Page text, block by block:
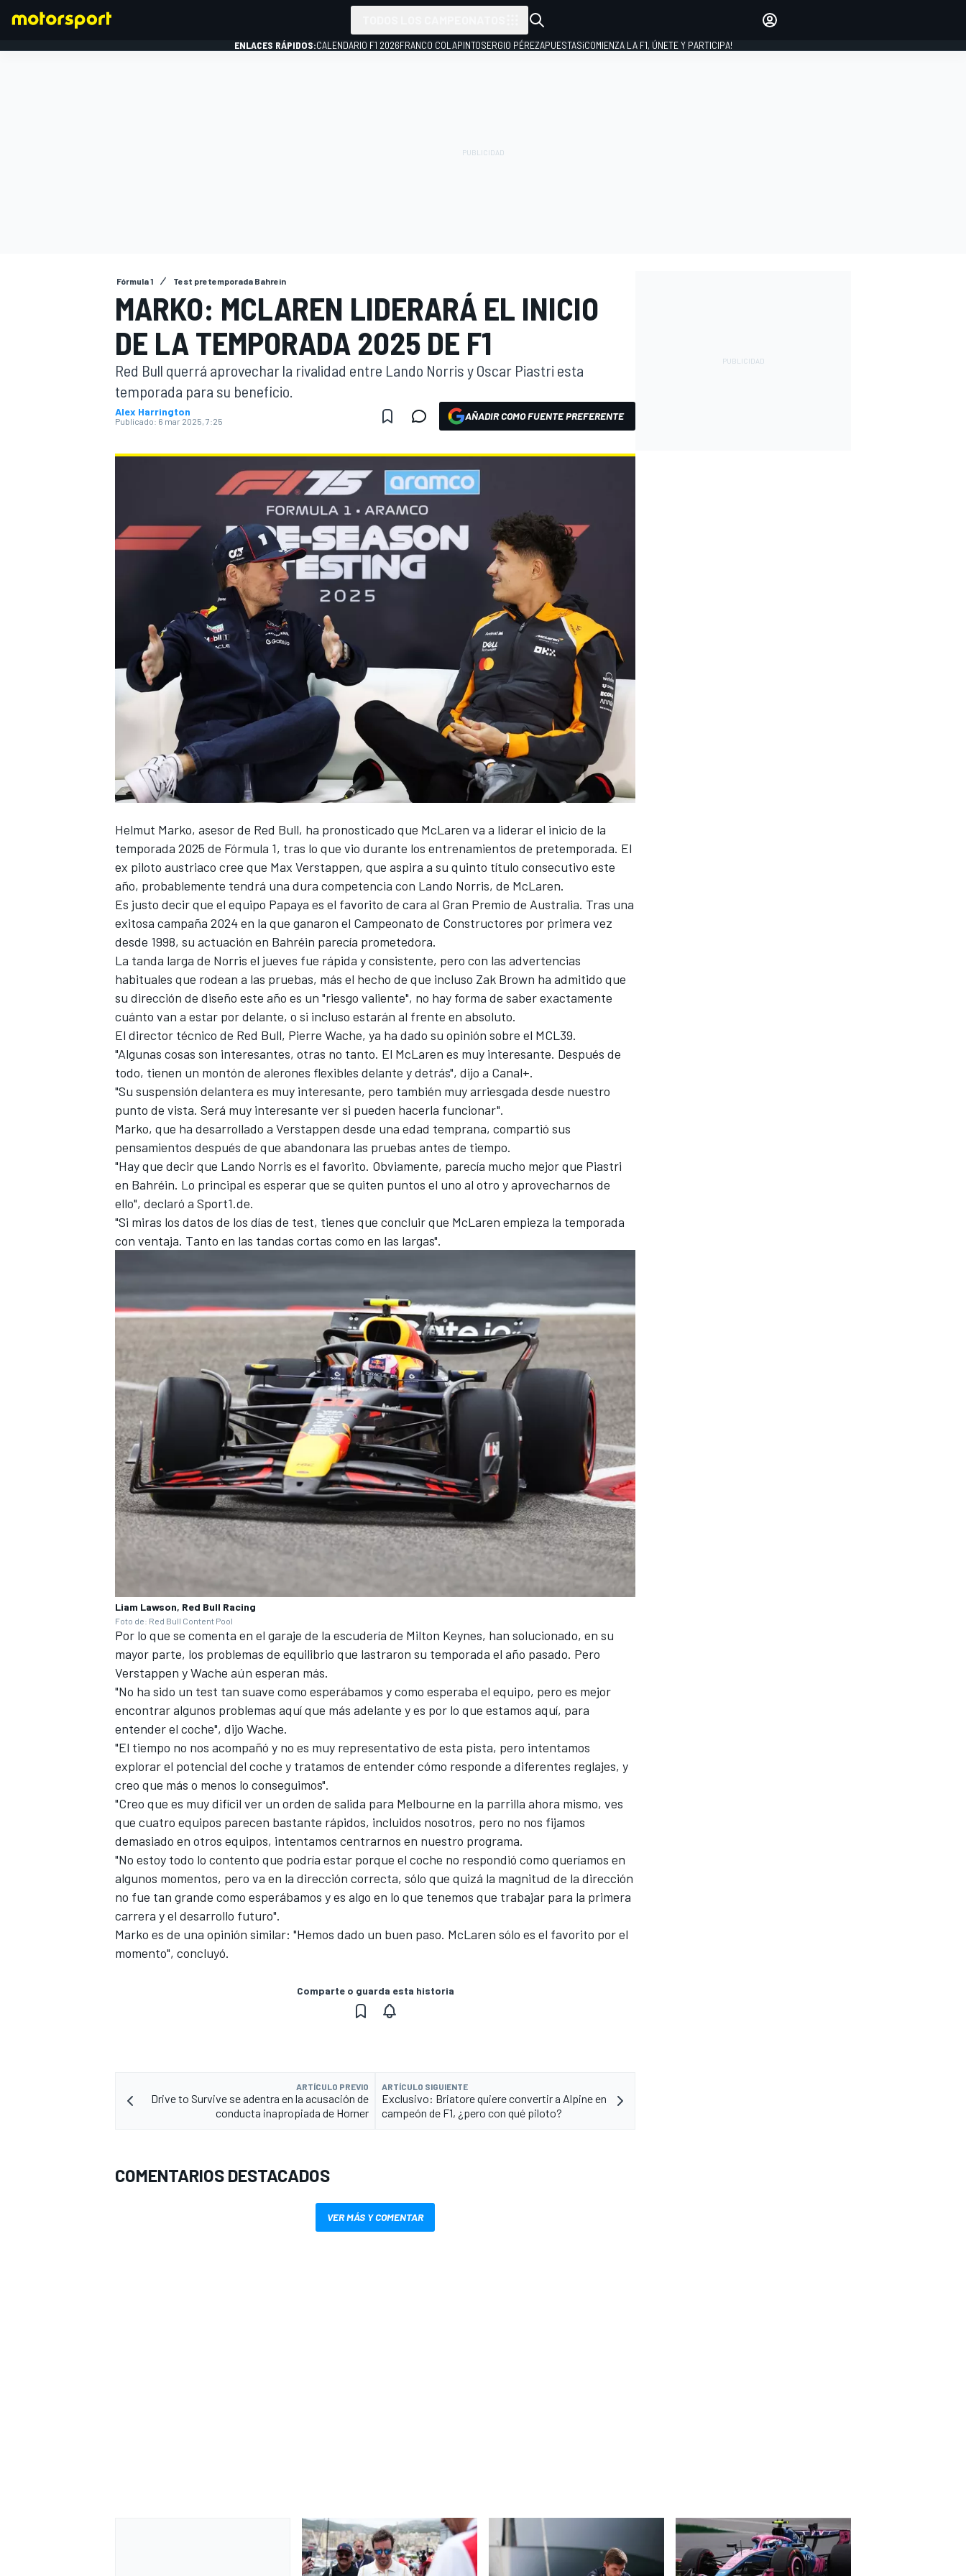
INDYCAR
NASCAR CUP
FÓRMULA E
WRC
MÁS CATEGORÍAS
INICIAR SESIÓN
ENLACES RÁPIDOS:CALENDARIO F1 2026FRANCO COLAPINTOSERGIO PÉREZAPUESTAS¡COMIENZA LA F1, ÚNETE Y PARTICIPA!
Fórmula 1 Test pretemporada Bahrein
MARKO: MCLAREN LIDERARÁ EL INICIO
DE LA TEMPORADA 2025 DE F1
Red Bull querrá aprovechar la rivalidad entre Lando Norris y Oscar Piastri esta
temporada para su beneficio.
Alex Harrington
Publicado: 6 mar 2025, 7:25 AÑADIR COMO FUENTE PREFERENTE
Helmut Marko, asesor de Red Bull, ha pronosticado que McLaren va a liderar el inicio de la
temporada 2025 de Fórmula 1, tras lo que vio durante los entrenamientos de pretemporada. El
ex piloto austriaco cree que Max Verstappen, que aspira a su quinto título consecutivo este
año, probablemente tendrá una dura competencia con Lando Norris, de McLaren.
Es justo decir que el equipo Papaya es el favorito de cara al Gran Premio de Australia. Tras una
exitosa campaña 2024 en la que ganaron el Campeonato de Constructores por primera vez
desde 1998, su actuación en Bahréin parecía prometedora.
La tanda larga de Norris el jueves fue rápida y consistente, pero con las advertencias
habituales que rodean a las pruebas, más el hecho de que incluso Zak Brown ha admitido que
su dirección de diseño este año es un "riesgo valiente", no hay forma de saber exactamente
cuánto van a estar por delante, o si incluso estarán al frente en absoluto.
El director técnico de Red Bull, Pierre Wache, ya ha dado su opinión sobre el MCL39.
"Algunas cosas son interesantes, otras no tanto. El McLaren es muy interesante. Después de
todo, tienen un montón de alerones flexibles delante y detrás", dijo a Canal+.
"Su suspensión delantera es muy interesante, pero también muy arriesgada desde nuestro
punto de vista. Será muy interesante ver si pueden hacerla funcionar".
Marko, que ha desarrollado a Verstappen desde una edad temprana, compartió sus
pensamientos después de que abandonara las pruebas antes de tiempo.
"Hay que decir que Lando Norris es el favorito. Obviamente, parecía mucho mejor que Piastri
en Bahréin. Lo principal es esperar que se quiten puntos el uno al otro y aprovecharnos de
ello", declaró a Sport1.de.
"Si miras los datos de los días de test, tienes que concluir que McLaren empieza la temporada
con ventaja. Tanto en las tandas cortas como en las largas".
Liam Lawson, Red Bull Racing
Foto de: Red Bull Content Pool
Por lo que se comenta en el garaje de la escudería de Milton Keynes, han solucionado, en su
mayor parte, los problemas de equilibrio que lastraron su temporada el año pasado. Pero
Verstappen y Wache aún esperan más.
"No ha sido un test tan suave como esperábamos y como esperaba el equipo, pero es mejor
encontrar algunos problemas aquí que más adelante y es por lo que estamos aquí, para
entender el coche", dijo Wache.
"El tiempo no nos acompañó y no es muy representativo de esta pista, pero intentamos
explorar el potencial del coche y tratamos de entender cómo responde a diferentes reglajes, y
creo que más o menos lo conseguimos".
"Creo que es muy difícil ver un orden de salida para Melbourne en la parrilla ahora mismo, ves
que cuatro equipos parecen bastante rápidos, incluidos nosotros, pero no nos fijamos
demasiado en otros equipos, intentamos centrarnos en nuestro programa.
"No estoy todo lo contento que podría estar porque el coche no respondió como queríamos en
algunos momentos, pero va en la dirección correcta, sólo que quizá la magnitud de la dirección
no fue tan grande como esperábamos y es algo en lo que tenemos que trabajar para la primera
carrera y el desarrollo futuro".
Marko es de una opinión similar: "Hemos dado un buen paso. McLaren sólo es el favorito por el
momento", concluyó.
Comparte o guarda esta historia
ARTÍCULO PREVIO
Drive to Survive se adentra en la acusación de
conducta inapropiada de Horner
ARTÍCULO SIGUIENTE
Exclusivo: Briatore quiere convertir a Alpine en
campeón de F1, ¿pero con qué piloto?
COMENTARIOS DESTACADOS
VER MÁS Y COMENTAR